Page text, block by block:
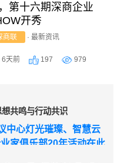
第十六期深商企业
开秀
商联 ·最新资讯
6天前 197 979
共鸣与行动共识
中心灯光璀璨、智慧云
家俱乐部20年活动在此
业家的思想盛宴如期绽